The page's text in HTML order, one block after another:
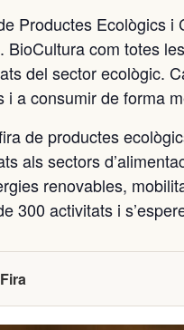
Productes Ecològics i
BioCultura com totes
del sector ecològic.
i a consumir de forma
de productes
als sectors
renovables,
300 activitats i